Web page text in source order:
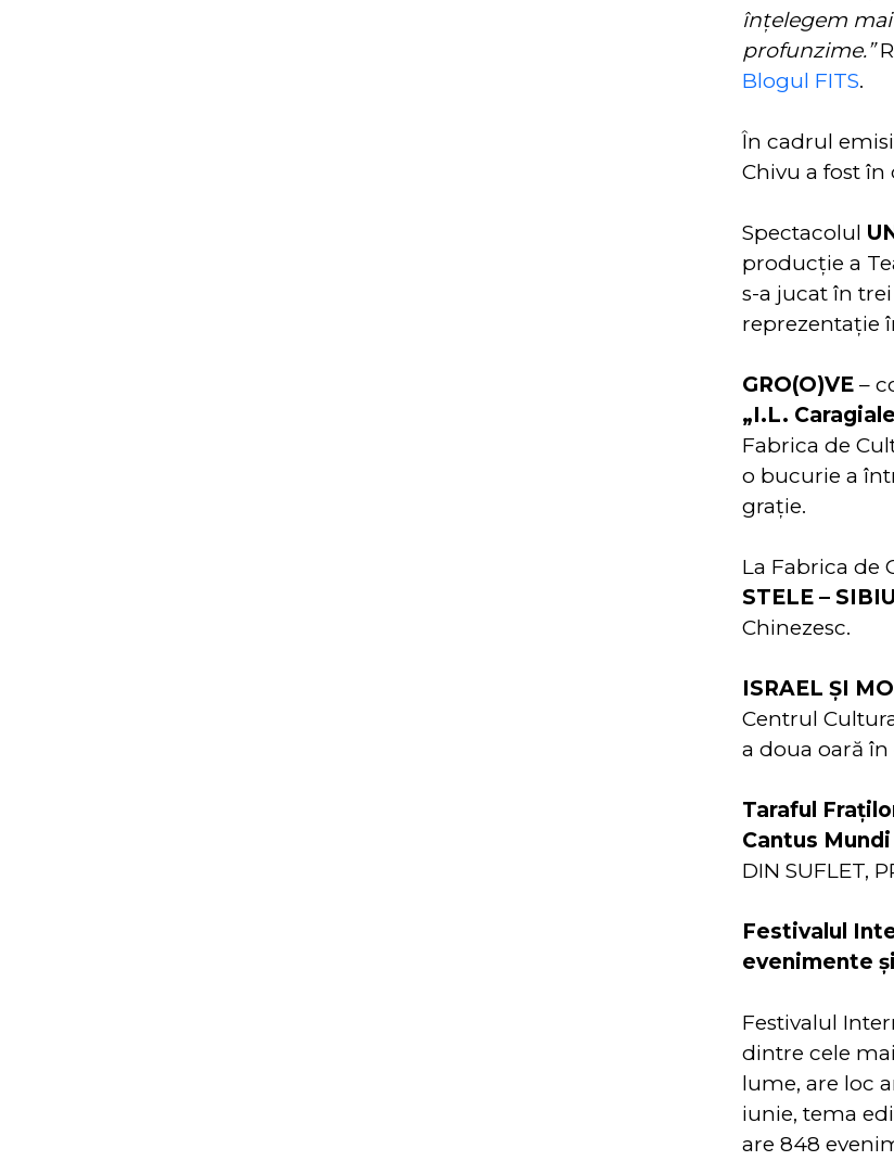
înțelegem
profunzime.”
Blogul FITS.
În cadrul
Chivu a fost
Spectacolul
producție a
s-a jucat în
reprezentație
GRO(O)VE –
„I.L.
Fabrica de
o bucurie a
grație.
La Fabrica de
STELE – SIBIU
Chinezesc.
ISRAEL ȘI
Centrul
a doua oară în
Taraful
Cantus Mundi
DIN SUFLET,
Festivalul
evenimente
Festivalul
dintre cele
lume, are loc
iunie, tema
are 848